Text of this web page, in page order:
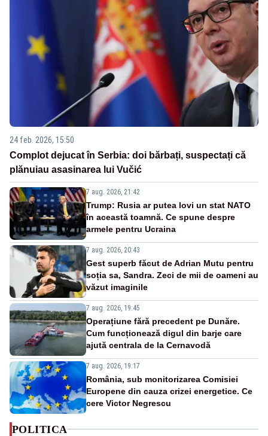
24 feb. 2026, 15:50
Complot dejucat în Serbia: doi bărbați, suspectați că
plănuiau asasinarea lui Vučić
7 aug. 2026, 21:42
Trump: Rusia ar putea lovi un stat NATO
în această toamnă. Ce spune despre
armele pentru Ucraina
7 aug. 2026, 20:43
Gest superb făcut de Adrian Mutu pentru
soția sa, Sandra. Zeci de mii de oameni au
văzut imaginile
7 aug. 2026, 19:45
Operațiune fără precedent pe Dunăre.
Cum funcționează digul din barje care
ajută centrala de la Cernavodă
7 aug. 2026, 19:17
România, sub monitorizarea Comisiei
Europene din cauza crizei energetice. Ce
cere Victor Negrescu
POLITICA